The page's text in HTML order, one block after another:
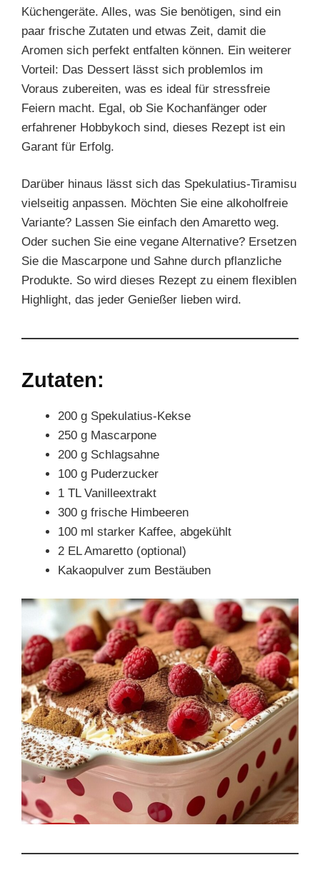
Küchengeräte. Alles, was Sie benötigen, sind ein
paar frische Zutaten und etwas Zeit, damit die
Aromen sich perfekt entfalten können. Ein weiterer
Vorteil: Das Dessert lässt sich problemlos im
Voraus zubereiten, was es ideal für stressfreie
Feiern macht. Egal, ob Sie Kochanfänger oder
erfahrener Hobbykoch sind, dieses Rezept ist ein
Garant für Erfolg.
Darüber hinaus lässt sich das Spekulatius-Tiramisu
vielseitig anpassen. Möchten Sie eine alkoholfreie
Variante? Lassen Sie einfach den Amaretto weg.
Oder suchen Sie eine vegane Alternative? Ersetzen
Sie die Mascarpone und Sahne durch pflanzliche
Produkte. So wird dieses Rezept zu einem flexiblen
Highlight, das jeder Genießer lieben wird.
Zutaten:
200 g Spekulatius-Kekse
250 g Mascarpone
200 g Schlagsahne
100 g Puderzucker
1 TL Vanilleextrakt
300 g frische Himbeeren
100 ml starker Kaffee, abgekühlt
2 EL Amaretto (optional)
Kakaopulver zum Bestäuben